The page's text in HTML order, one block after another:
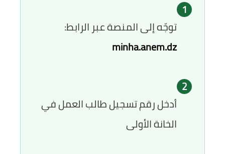
1
توجّه إلى المنصة عبر الرابط:
minha.anem.dz
2
أدخل رقم تسجيل طالب العمل في
الخانة الأولى